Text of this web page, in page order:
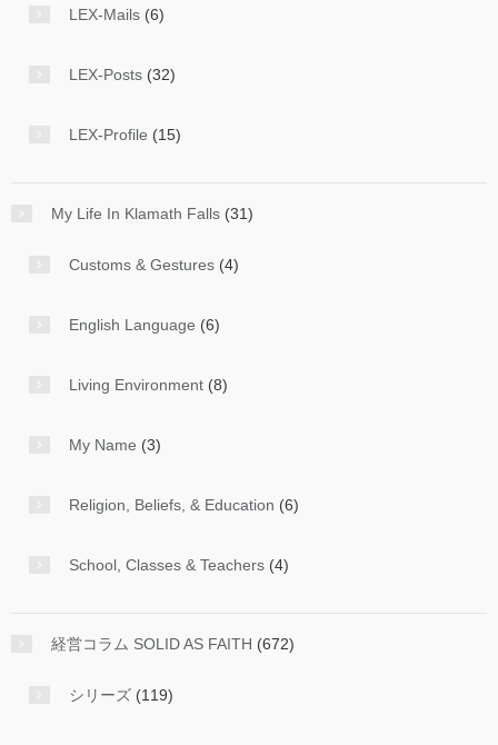
LEX-Mails (6)
LEX-Posts (32)
LEX-Profile (15)
My Life In Klamath Falls (31)
Customs & Gestures (4)
English Language (6)
Living Environment (8)
My Name (3)
Religion, Beliefs, & Education (6)
School, Classes & Teachers (4)
経営コラム SOLID AS FAITH (672)
シリーズ (119)